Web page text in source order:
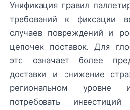
Унификация правил
требований к фиксации
случаев повреждений и
цепочек поставок. Для
это означает более
доставки и снижение
региональном уровне
потребовать